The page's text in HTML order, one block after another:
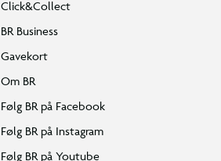
Click&Collect
BR Business
Gavekort
Om BR
Følg BR på Facebook
Følg BR på Instagram
Følg BR på Youtube